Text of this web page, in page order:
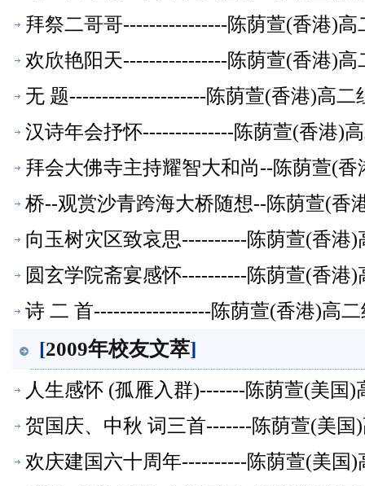
拜祭二哥哥----------------陈荫萱(香港)高
欢欣艳阳天----------------陈荫萱(香港)高
无 题---------------------陈荫萱(香港)高二
汉诗年会抒怀--------------陈荫萱(香港)
拜会大佛寺主持耀智大和尚--陈荫萱(
桥--观赏沙青跨海大桥随想--陈荫萱(香
向玉树灾区致哀思----------陈荫萱(香港
圆玄学院斋宴感怀----------陈荫萱(香港
诗 二 首------------------陈荫萱(香港)高
[2009年校友文萃]
人生感怀 (孤雁入群)-------陈荫萱(美国
贺国庆、中秋 词三首-------陈荫萱(美国
欢庆建国六十周年----------陈荫萱(美国